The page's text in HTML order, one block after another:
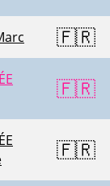
🇫🇷
🇫🇷
🇫🇷